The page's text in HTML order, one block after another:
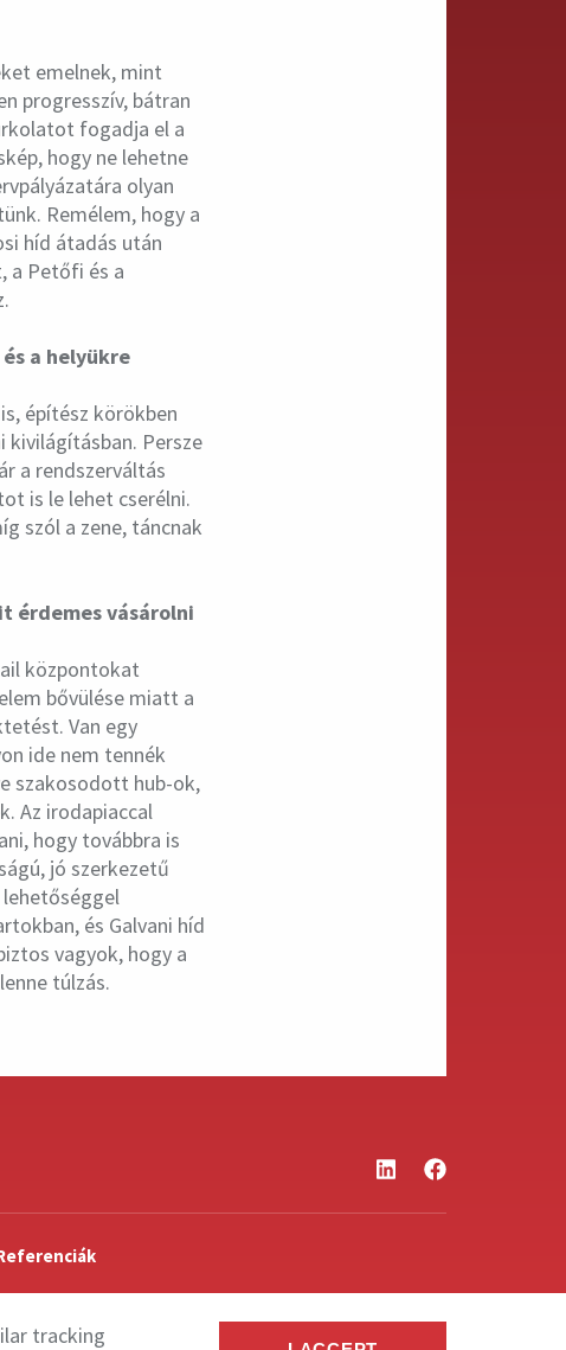
emelnek, mint
progresszív, bátran
fogadja el a
hogy ne lehetne
olyan
Remélem, hogy a
híd átadás után
a Petőfi és a
a helyükre
építész körökben
kivilágításban. Persze
a rendszerváltás
is le lehet cserélni.
szól a zene, táncnak
érdemes vásárolni
központokat
bővülése miatt a
Van egy
ide nem tennék
szakosodott hub-ok,
Az irodapiaccal
hogy továbbra is
jó szerkezetű
lehetőséggel
és Galvani híd
vagyok, hogy a
túlzás.
tracking